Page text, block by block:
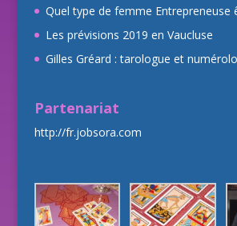
Quel type de femme Entrepreneuse
Les prévisions 2019 en Vaucluse
Gilles Gréard : tarologue et
Partenariat
http://fr.jobsora.com